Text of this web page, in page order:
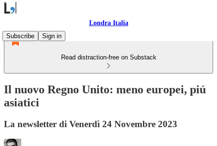
Londra Italia
Subscribe
Sign in
Read distraction-free on Substack
Il nuovo Regno Unito: meno europei, piú
asiatici
La newsletter di Venerdì 24 Novembre 2023